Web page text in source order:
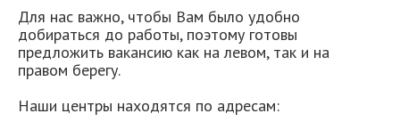
Для нас важно, чтобы Вам было удобно
добираться до работы, поэтому готовы
предложить вакансию как на левом, так и на
правом берегу.
Наши центры находятся по адресам: